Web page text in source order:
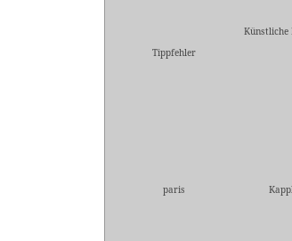
Tippfehler
Künstliche
paris